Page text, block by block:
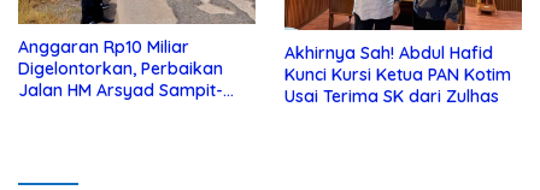
Anggaran Rp10 Miliar
Digelontorkan, Perbaikan
Jalan HM Arsyad Sampit-
Akhirnya Sah! Abdul Hafid
Kunci Kursi Ketua PAN Kotim
Usai Terima SK dari Zulhas